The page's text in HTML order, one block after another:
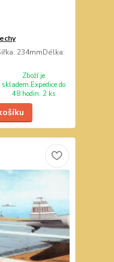
234mmDélka:
Zboží je
skladem.Expedice do
48 hodin. 2 ks